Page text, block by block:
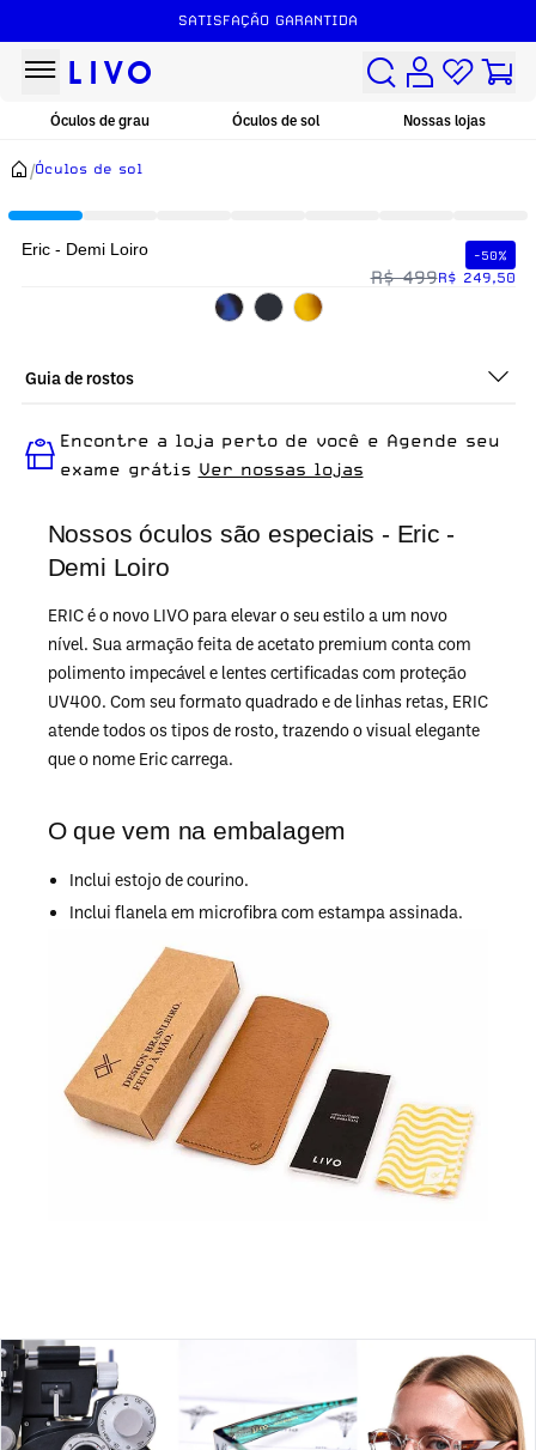
SATISFAÇÃO GARANTIDA
Óculos de grau Óculos de sol Nossas lojas
/Óculos de sol
Nossos óculos são especiais - Eric -
Demi Loiro
ERIC é o novo LIVO para elevar o seu estilo a um novo
nível. Sua armação feita de acetato premium conta com
polimento impecável e lentes certificadas com proteção
UV400. Com seu formato quadrado e de linhas retas, ERIC
atende todos os tipos de rosto, trazendo o visual elegante
que o nome Eric carrega.
O que vem na embalagem
Inclui estojo de courino.
Inclui flanela em microfibra com estampa assinada.
Eric - Demi Loiro -50%
R$ 499R$ 249,50
Guia de rostos
para quem busca um óculos confortável para o dia a dia.
Encontre a loja perto de você e Agende seu
exame grátis Ver nossas lojas